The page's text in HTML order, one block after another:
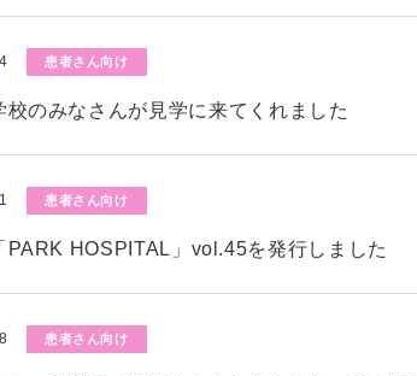
患者さん向け
校のみなさんが見学に来てくれました
患者さん向け
PARK HOSPITAL」vol.45を発行しました
患者さん向け